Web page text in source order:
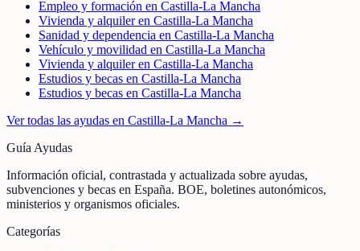
Empleo y formación en Castilla-La Mancha
Vivienda y alquiler en Castilla-La Mancha
Sanidad y dependencia en Castilla-La Mancha
Vehículo y movilidad en Castilla-La Mancha
Vivienda y alquiler en Castilla-La Mancha
Estudios y becas en Castilla-La Mancha
Estudios y becas en Castilla-La Mancha
Ver todas las ayudas en Castilla-La Mancha →
Guía Ayudas
Información oficial, contrastada y actualizada sobre ayudas,
subvenciones y becas en España. BOE, boletines autonómicos,
ministerios y organismos oficiales.
Categorías